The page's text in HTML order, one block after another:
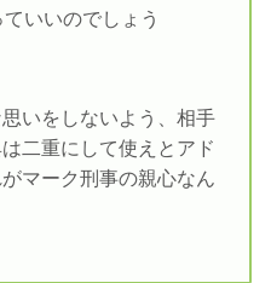
いいのでしょう
いをしないよう、相手
二重にして使えとアド
マーク刑事の親心なん